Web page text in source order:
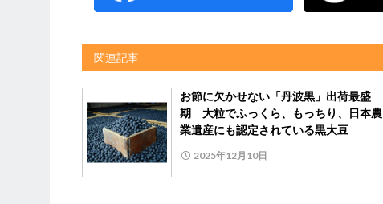
関連記事
お節に欠かせない「丹波黒」出荷最盛
期 大粒でふっくら、もっちり、日本農
業遺産にも認定されている黒大豆
2025年12月10日